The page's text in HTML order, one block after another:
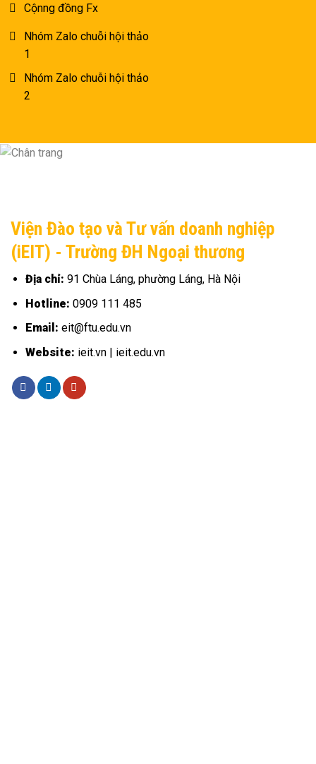
Cộnng đồng Fx
Nhóm Zalo chuỗi hội thảo
1
Nhóm Zalo chuỗi hội thảo
2
Viện Đào tạo và Tư vấn doanh nghiệp
(iEIT) - Trường ĐH Ngoại thương
Địa chỉ: 91 Chùa Láng, phường Láng, Hà Nội
Hotline: 0909 111 485
Email: eit@ftu.edu.vn
Website: ieit.vn | ieit.edu.vn